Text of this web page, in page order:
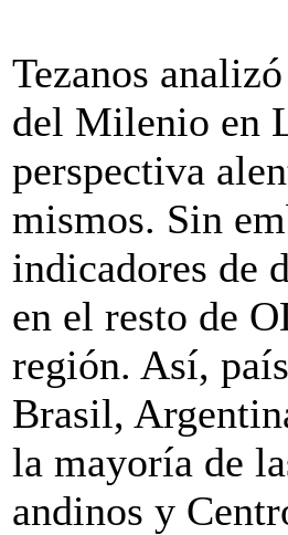
Tezanos
del Milenio en
perspectiva
mismos. Sin
indicadores de
en el resto de
región. Así,
Brasil,
la mayoría de
andinos y